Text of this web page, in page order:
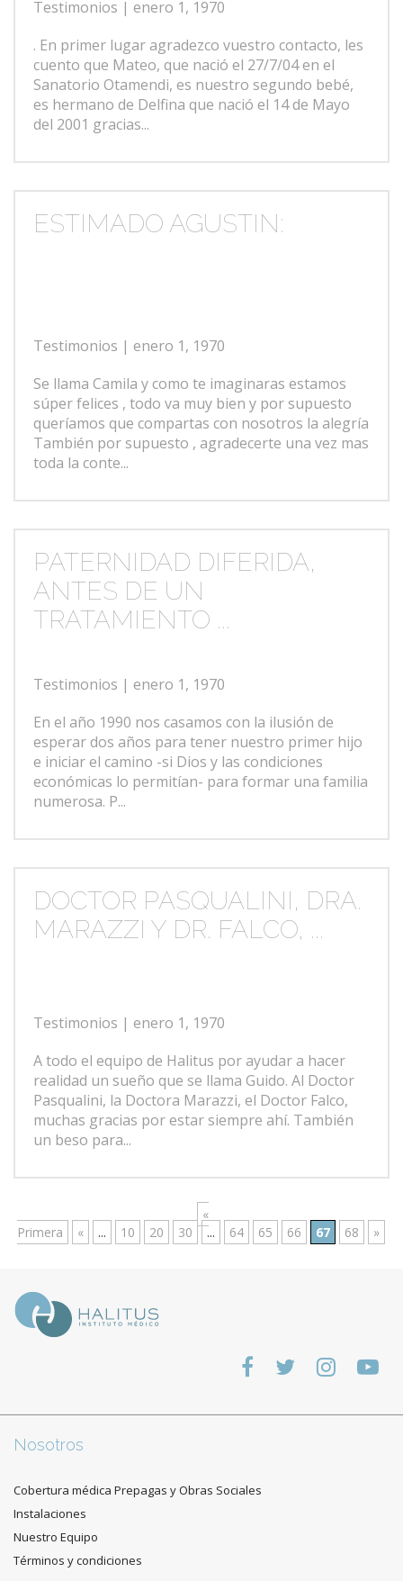
Testimonios | enero 1, 1970
. En primer lugar agradezco vuestro contacto, les
cuento que Mateo, que nació el 27/7/04 en el
Sanatorio Otamendi, es nuestro segundo bebé,
es hermano de Delfina que nació el 14 de Mayo
del 2001 gracias...
ESTIMADO AGUSTIN:
Testimonios | enero 1, 1970
Se llama Camila y como te imaginaras estamos
súper felices , todo va muy bien y por supuesto
queríamos que compartas con nosotros la alegría
También por supuesto , agradecerte una vez mas
toda la conte...
PATERNIDAD DIFERIDA,
ANTES DE UN
TRATAMIENTO ...
Testimonios | enero 1, 1970
En el año 1990 nos casamos con la ilusión de
esperar dos años para tener nuestro primer hijo
e iniciar el camino -si Dios y las condiciones
económicas lo permitían- para formar una familia
numerosa. P...
DOCTOR PASQUALINI, DRA.
MARAZZI Y DR. FALCO, ...
Testimonios | enero 1, 1970
A todo el equipo de Halitus por ayudar a hacer
realidad un sueño que se llama Guido. Al Doctor
Pasqualini, la Doctora Marazzi, el Doctor Falco,
muchas gracias por estar siempre ahí. También
un beso para...
«
Primera
« ... 10 20 30 ... 64 65 66 67 68 »
Nosotros
Cobertura médica Prepagas y Obras Sociales
Instalaciones
Nuestro Equipo
Términos y condiciones